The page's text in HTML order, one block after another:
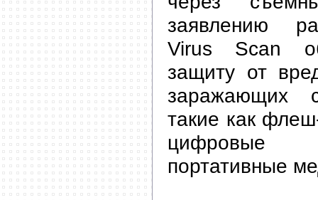
заявлению
Virus Scan
защиту от
заражающих
такие как
цифровые
портативные